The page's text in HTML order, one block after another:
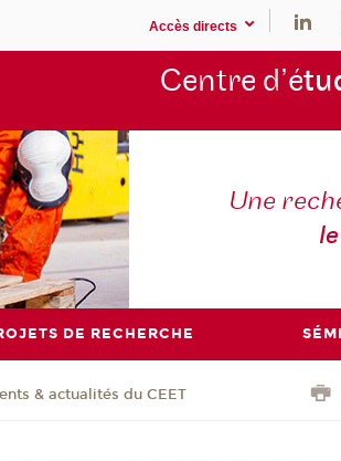
Accès directs
Centre d’é
Une
DE RECHERCHE
& actualités du CEET